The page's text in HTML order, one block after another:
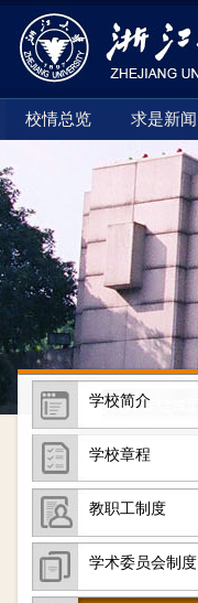
校情总览 求是新闻
学校简介
学校章程
教职工制度
学术委员会制度